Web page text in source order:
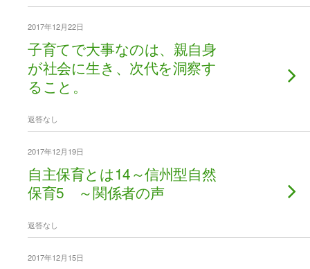
2017年12月22日
子育てで大事なのは、親自身
が社会に生き、次代を洞察す
ること。
返答なし
2017年12月19日
自主保育とは14～信州型自然
保育5 ～関係者の声
返答なし
2017年12月15日